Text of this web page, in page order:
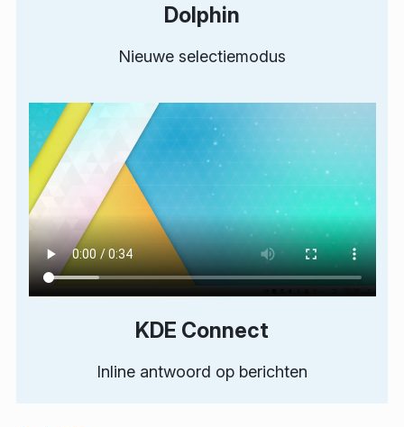
Dolphin
Nieuwe selectiemodus
KDE Connect
Inline antwoord op berichten